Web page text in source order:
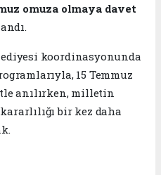
omuza olmaya davet
koordinasyonunda
15 Temmuz
anılırken, milletin
bir kez daha